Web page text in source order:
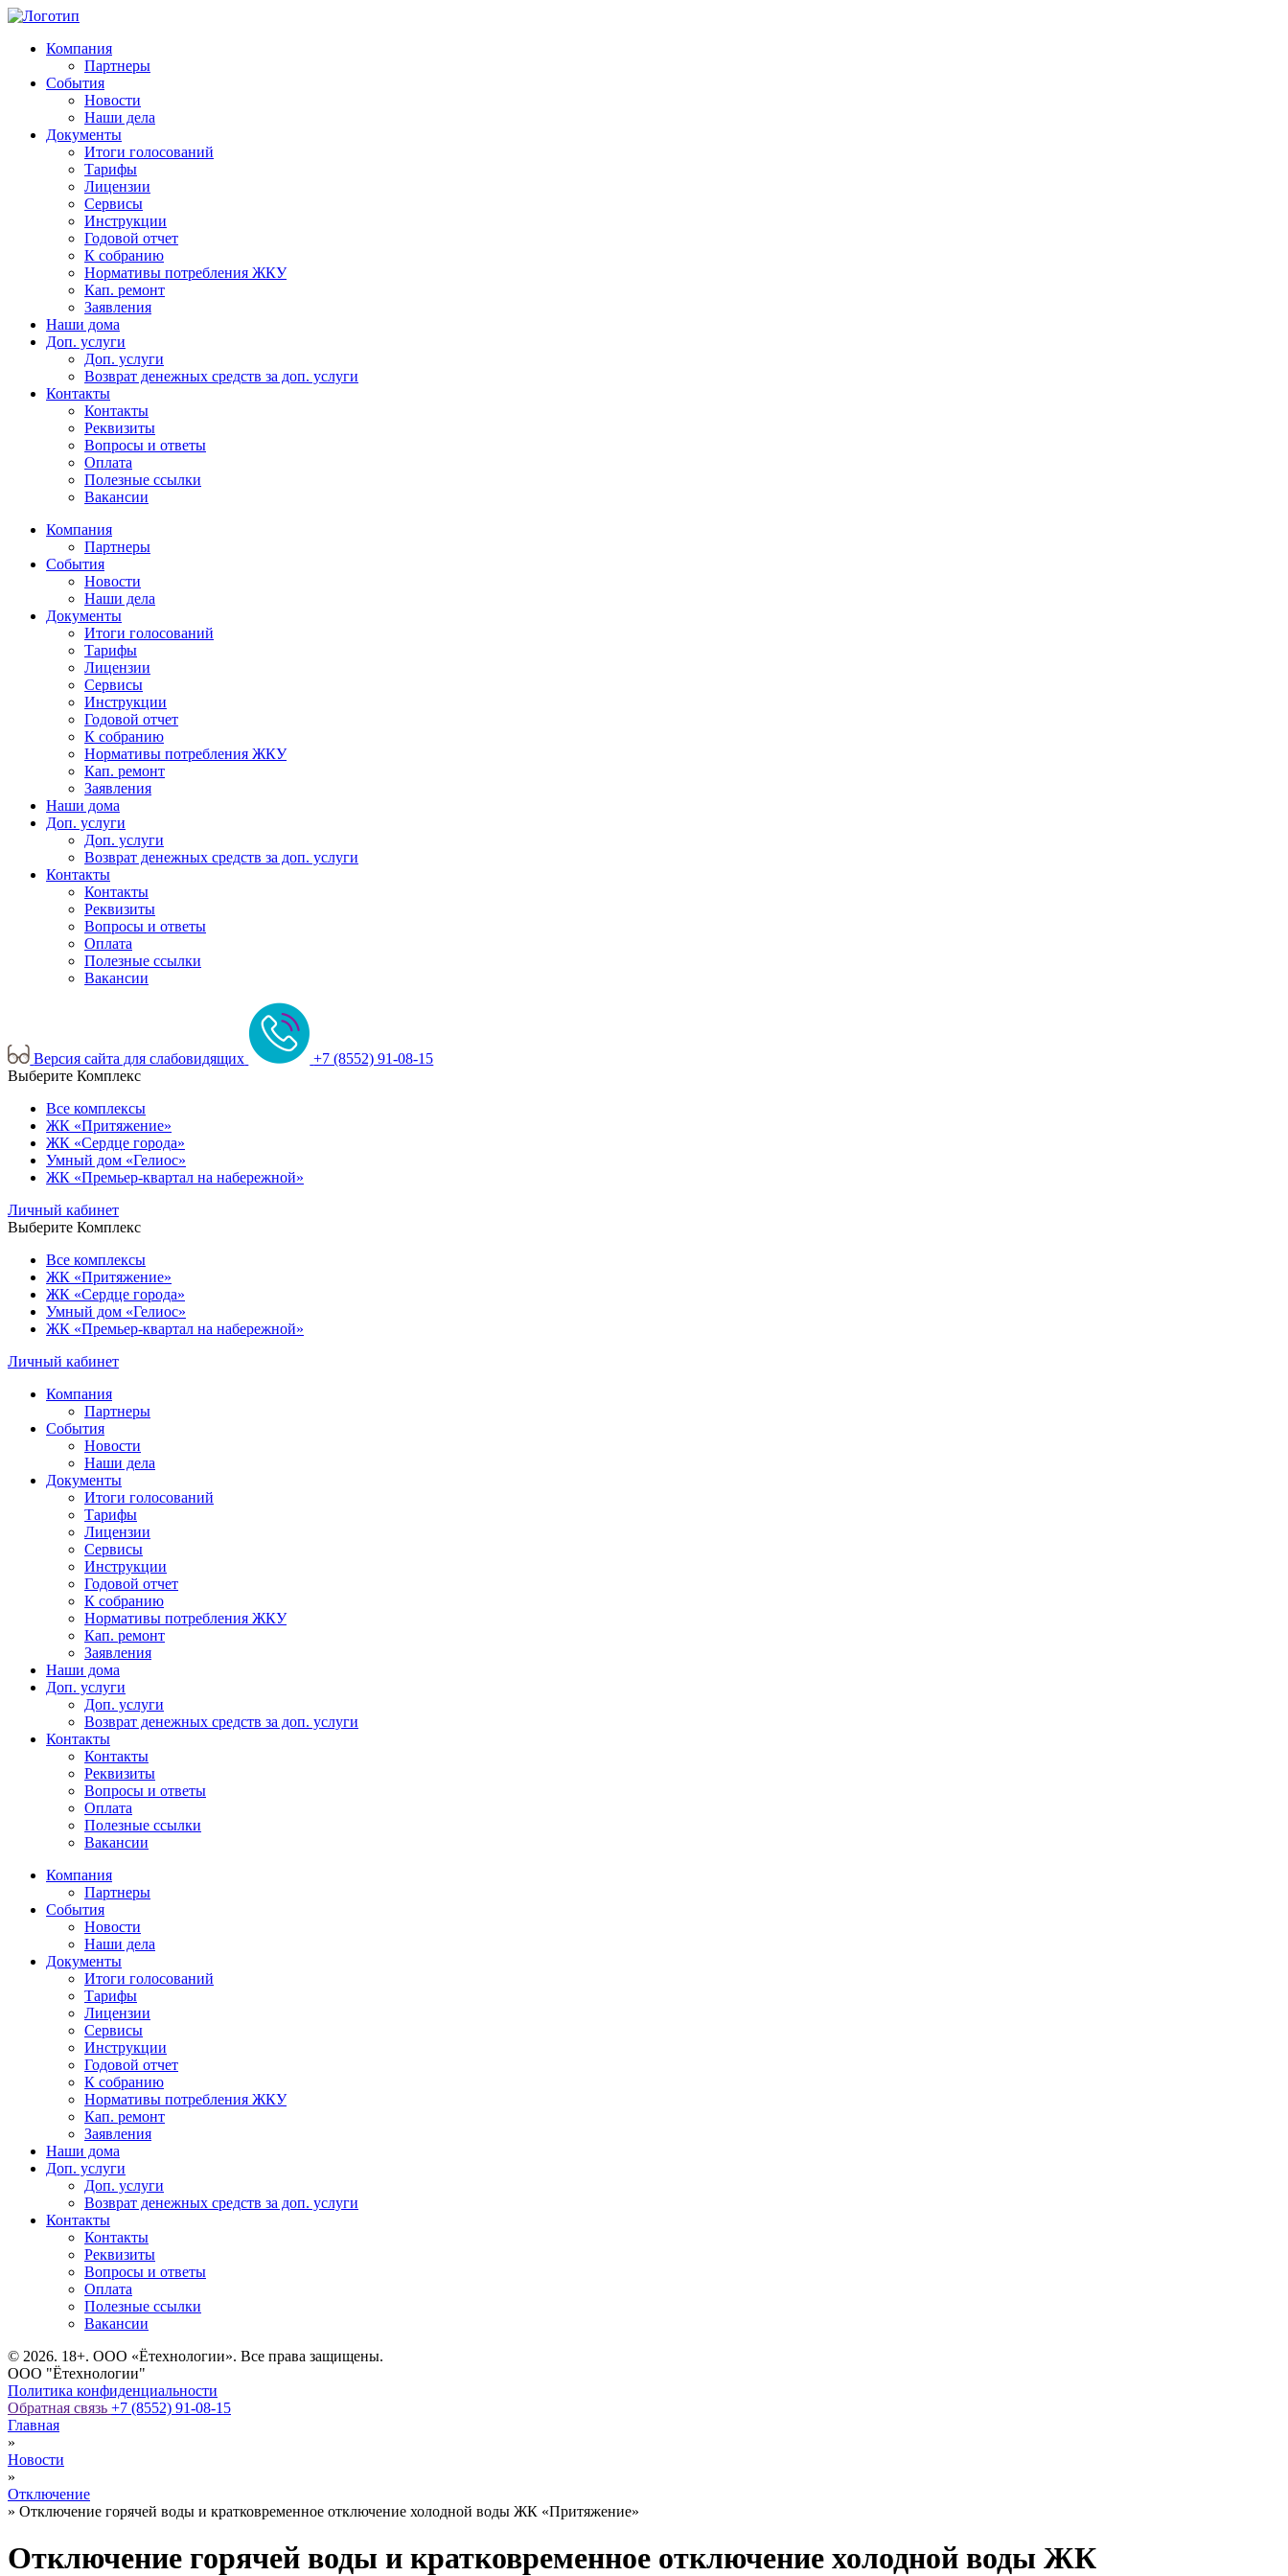
Компания
Партнеры
События
Новости
Наши дела
Документы
Итоги голосований
Тарифы
Лицензии
Сервисы
Инструкции
Годовой отчет
К собранию
Нормативы потребления ЖКУ
Кап. ремонт
Заявления
Наши дома
Доп. услуги
Доп. услуги
Возврат денежных средств за доп. услуги
Контакты
Контакты
Реквизиты
Вопросы и ответы
Оплата
Полезные ссылки
Вакансии
Компания
Партнеры
События
Новости
Наши дела
Документы
Итоги голосований
Тарифы
Лицензии
Сервисы
Инструкции
Годовой отчет
К собранию
Нормативы потребления ЖКУ
Кап. ремонт
Заявления
Наши дома
Доп. услуги
Доп. услуги
Возврат денежных средств за доп. услуги
Контакты
Контакты
Реквизиты
Вопросы и ответы
Оплата
Полезные ссылки
Вакансии
Версия сайта для слабовидящих
+7 (8552) 91-08-15
Выберите Комплекс
Все комплексы
ЖК «Притяжение»
ЖК «Сердце города»
Умный дом «Гелиос»
ЖК «Премьер-квартал на набережной»
Личный кабинет
Выберите Комплекс
Все комплексы
ЖК «Притяжение»
ЖК «Сердце города»
Умный дом «Гелиос»
ЖК «Премьер-квартал на набережной»
Личный кабинет
Компания
Партнеры
События
Новости
Наши дела
Документы
Итоги голосований
Тарифы
Лицензии
Сервисы
Инструкции
Годовой отчет
К собранию
Нормативы потребления ЖКУ
Кап. ремонт
Заявления
Наши дома
Доп. услуги
Доп. услуги
Возврат денежных средств за доп. услуги
Контакты
Контакты
Реквизиты
Вопросы и ответы
Оплата
Полезные ссылки
Вакансии
Компания
Партнеры
События
Новости
Наши дела
Документы
Итоги голосований
Тарифы
Лицензии
Сервисы
Инструкции
Годовой отчет
К собранию
Нормативы потребления ЖКУ
Кап. ремонт
Заявления
Наши дома
Доп. услуги
Доп. услуги
Возврат денежных средств за доп. услуги
Контакты
Контакты
Реквизиты
Вопросы и ответы
Оплата
Полезные ссылки
Вакансии
© 2026. 18+. ООО «Ётехнологии». Все права защищены.
ООО "Ётехнологии"
Политика конфиденциальности
Обратная связь +7 (8552) 91-08-15
Главная
»
Новости
»
Отключение
» Отключение горячей воды и кратковременное отключение холодной воды ЖК «Притяжение»
Отключение горячей воды и кратковременное отключение холодной воды ЖК